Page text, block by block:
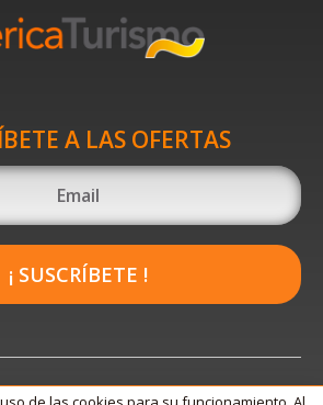
A LAS OFERTAS
¡ SUSCRÍBETE !